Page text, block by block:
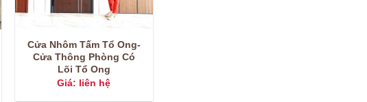
Cửa Nhôm Tấm Tổ Ong-
Cửa Thông Phòng Có
Lõi Tổ Ong
Giá: liên hệ